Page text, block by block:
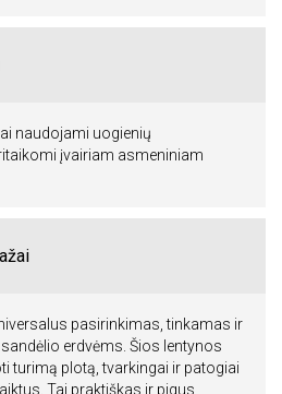
naudojami uogienių
įvairiam asmeniniam
pasirinkimas, tinkamas ir
erdvėms. Šios lentynos
turimą plotą, tvarkingai ir patogiai
Tai praktiškas ir pigus